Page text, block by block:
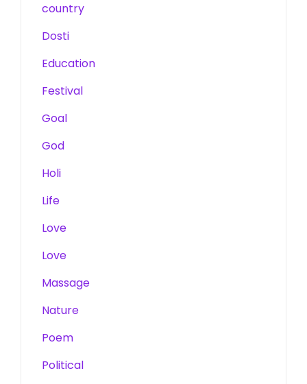
country
Dosti
Education
Festival
Goal
God
Holi
Life
Love
Love
Massage
Nature
Poem
Political